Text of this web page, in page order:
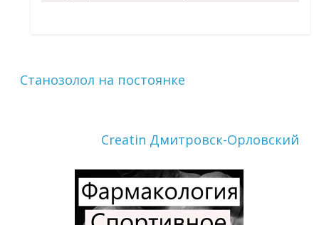
Станозолол на постоянке
Creatin Дмитровск-Орловский